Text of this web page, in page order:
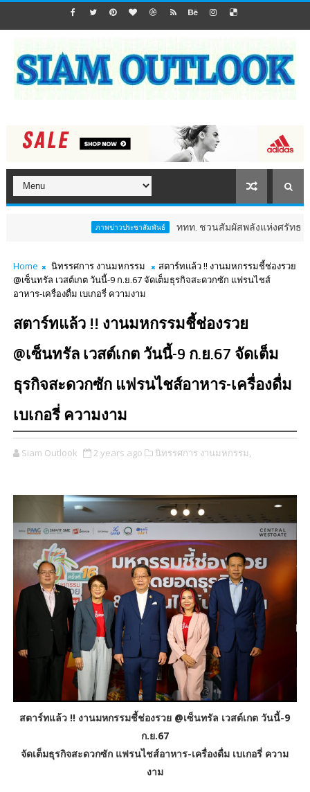
ภาพข่าวประชาสัมพันธ์ ททท. ชวนสัมผัสพลังแห่งศรัทธา ร่วมงาน "ห่ม
Home นิทรรศการ งานมหกรรม
สตาร์ทแล้ว !! งานมหกรรมชี้ช่องรวย
@เซ็นทรัล เวสต์เกต วันนี้-9 ก.ย.67 จัดเต็มธุรกิจสะดวกซัก แฟรนไชส์
อาหาร-เครื่องดื่ม เบเกอรี่ ความงาม
สตาร์ทแล้ว !! งานมหกรรมชี้ช่องรวย
@เซ็นทรัล เวสต์เกต วันนี้-9 ก.ย.67 จัดเต็ม
ธุรกิจสะดวกซัก แฟรนไชส์อาหาร-เครื่องดื่ม
เบเกอรี่ ความงาม
Siam Outlook 2 years ago นิทรรศการ งานมหกรรม,
สตาร์ทแล้ว !! งานมหกรรมชี้ช่องรวย @เซ็นทรัล เวสต์เกต วันนี้-9
ก.ย.67
จัดเต็มธุรกิจสะดวกซัก แฟรนไชส์อาหาร-เครื่องดื่ม เบเกอรี่ ความ
งาม